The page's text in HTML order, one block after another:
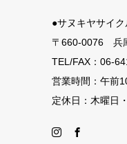
●サヌキヤサイク
〒660-0076 兵
TEL/FAX：06-
営業時間：午前
定休日：木曜日